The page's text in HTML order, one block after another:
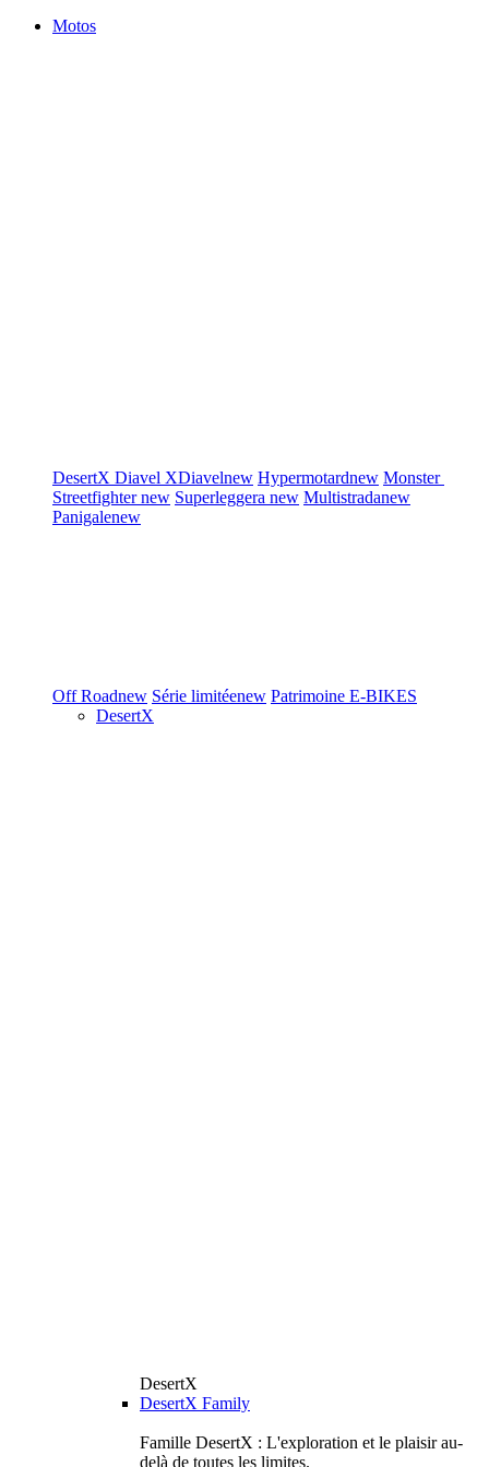
Motos
DesertX Diavel XDiavelnew Hypermotardnew Monster
Streetfighternew Superleggera new Multistradanew
Panigalenew
Off Roadnew Série limitéenew Patrimoine E-BIKES
DesertX
DesertX
DesertX Family
Famille DesertX : L'exploration et le plaisir au-
delà de toutes les limites.